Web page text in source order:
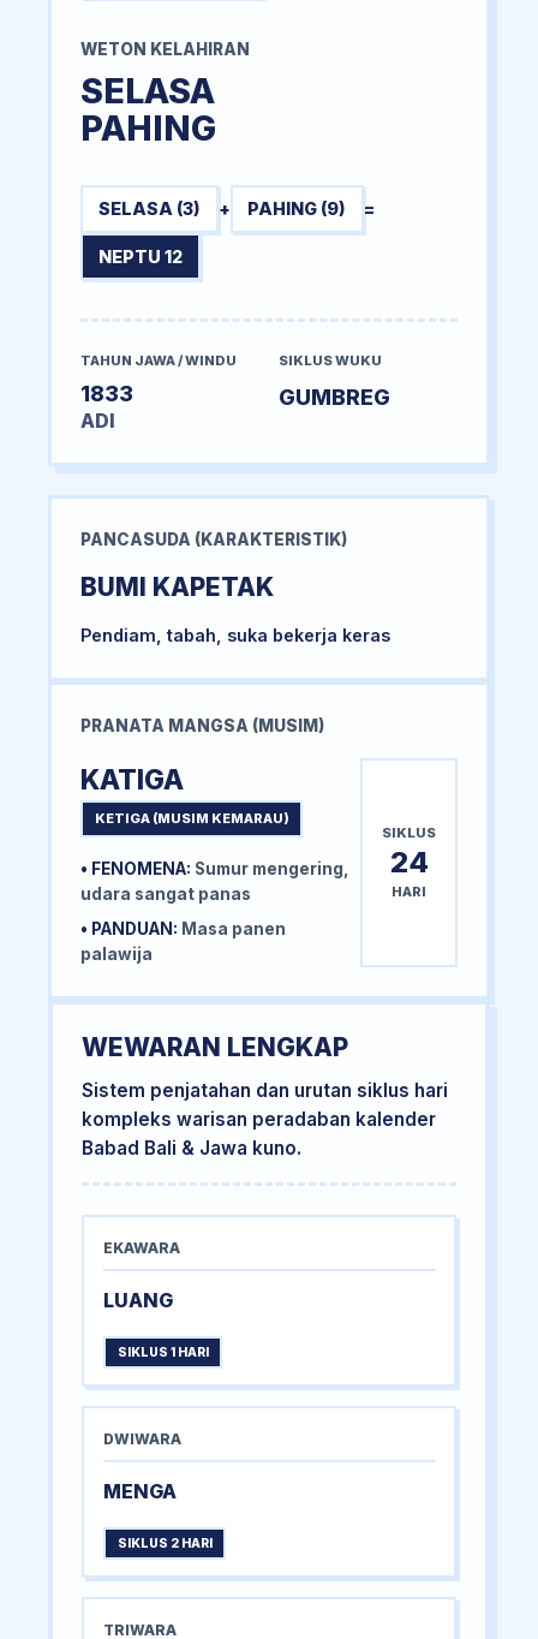
WETON KELAHIRAN
SELASA
PAHING
SELASA (3) + PAHING (9) =
NEPTU 12
TAHUN JAWA / WINDU
1833
ADI
SIKLUS WUKU
GUMBREG
PANCASUDA (KARAKTERISTIK)
BUMI KAPETAK
Pendiam, tabah, suka bekerja keras
PRANATA MANGSA (MUSIM)
KATIGA
KETIGA (MUSIM KEMARAU)
• FENOMENA: Sumur mengering,
udara sangat panas
• PANDUAN: Masa panen
palawija
SIKLUS
24
HARI
WEWARAN LENGKAP
Sistem penjatahan dan urutan siklus hari
kompleks warisan peradaban kalender
Babad Bali & Jawa kuno.
EKAWARA
LUANG
SIKLUS 1 HARI
DWIWARA
MENGA
SIKLUS 2 HARI
TRIWARA